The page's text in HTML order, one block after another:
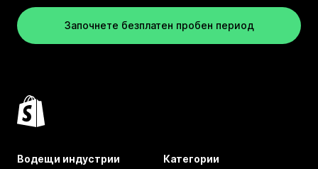
Започнете безплатен пробен период
Водещи индустрии
Категории